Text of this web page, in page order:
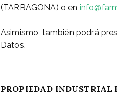
(TARRAGONA) o en
Asimismo, también podrá
Datos.
PROPIEDAD INDUSTRIAL